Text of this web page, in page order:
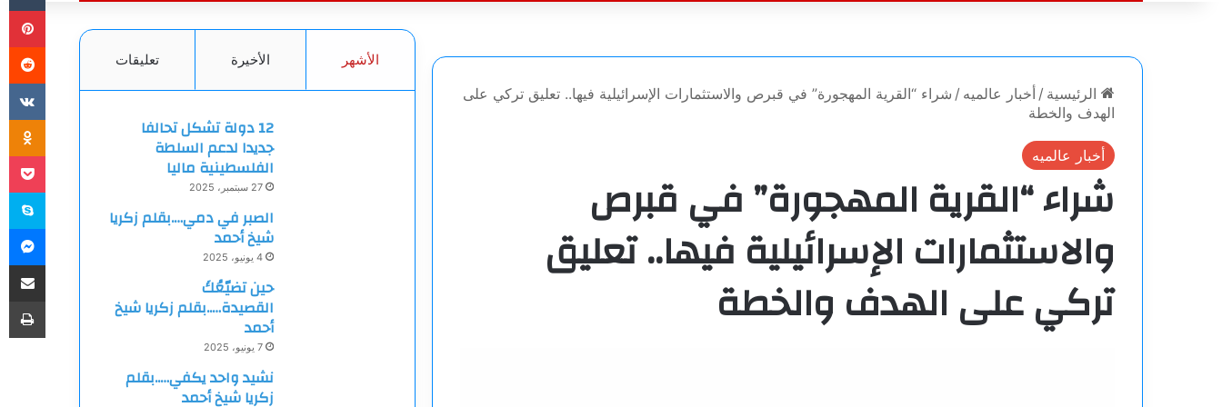
عن
الرئيسية / أخبار عالميه / شراء “القرية المهجورة” في قبرص والاستثمارات الإسرائيلية فيها.. تعليق تركي على
الهدف والخطة
أخبار عالميه
شراء “القرية المهجورة” في قبرص
والاستثمارات الإسرائيلية فيها.. تعليق
تركي على الهدف والخطة
الأشهر الأخيرة تعليقات
12 دولة تشكل تحالفا
جديدا لدعم السلطة
الفلسطينية ماليا
27 سبتمبر، 2025
الصبر في دمي….بقلم زكريا
شيخ أحمد
4 يونيو، 2025
حين تضيّعُكَ
القصيدة…..بقلم زكريا شيخ
أحمد
7 يونيو، 2025
نشيد واحد يكفي…..بقلم
زكريا شيخ أحمد